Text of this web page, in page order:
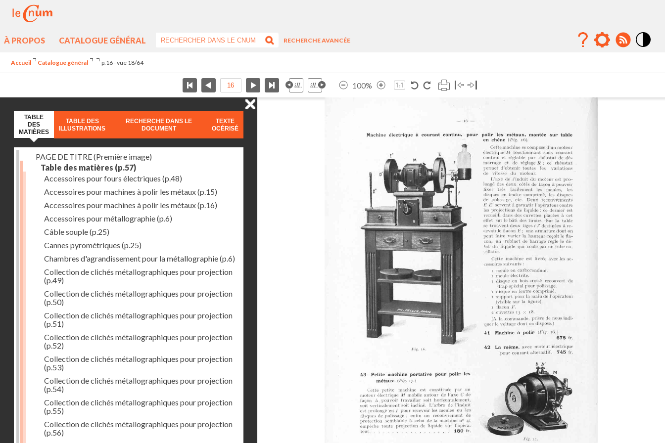
À PROPOS CATALOGUE GÉNÉRAL
RECHERCHE AVANCÉE
Accueil Catalogue général p.16 - vue 18/64
100%
TABLE
DES
MATIÈRES
TABLE DES
ILLUSTRATIONS
RECHERCHE DANS LE
DOCUMENT
TEXTE
OCÉRISÉ
PAGE DE TITRE (Première image)
Table des matières (p.57)
Accessoires pour fours électriques (p.48)
Accessoires pour machines à polir les métaux(p.15)
Accessoires pour machines à polir les métaux(p.16)
Accessoires pour métallographie(p.6)
Câble souple(p.25)
Cannes pyrométriques (p.25)
Chambres d'agrandissement pour la métallographie(p.6)
Collection de clichés métallographiques pour projection
(p.49)
Collection de clichés métallographiques pour projection
(p.50)
Collection de clichés métallographiques pour projection
(p.51)
Collection de clichés métallographiques pour projection
(p.52)
Collection de clichés métallographiques pour projection
(p.53)
Collection de clichés métallographiques pour projection
(p.54)
Collection de clichés métallographiques pour projection
(p.55)
Collection de clichés métallographiques pour projection
(p.56)